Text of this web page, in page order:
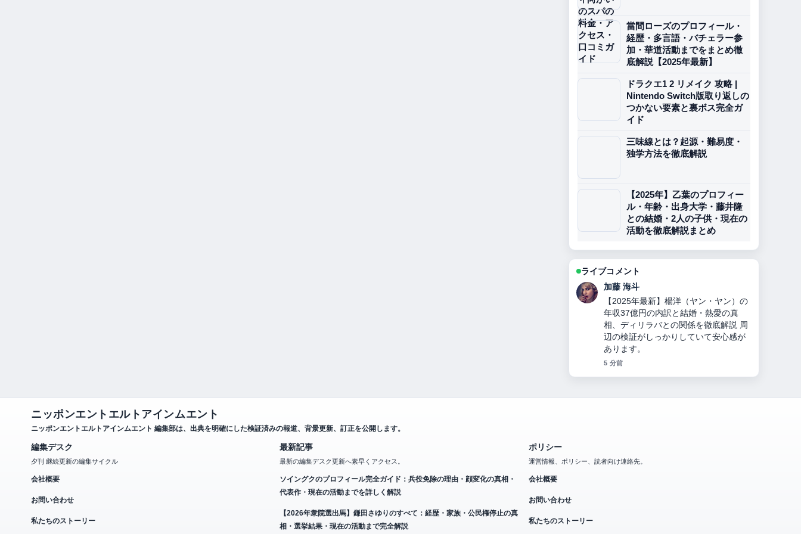
當間ローズのプロフィール・
経歴・多言語・バチェラー参
加・華道活動までをまとめ徹
底解説【2025年最新】
ドラクエ1 2 リメイク 攻略 |
Nintendo Switch版取り返しの
つかない要素と裏ボス完全ガ
イド
三味線とは？起源・難易度・
独学方法を徹底解説
【2025年】乙葉のプロフィー
ル・年齢・出身大学・藤井隆
との結婚・2人の子供・現在の
活動を徹底解説まとめ
ライブコメント
高橋 蓮
ソイングクのプロフィール完全ガイ
ド：兵役免除の理由・顔変化の真相・
代表作・現在の活動までを詳しく解説
の整理がとても分かりやすいです。今
日の中でも特に読みやすいです。
7 分前
ニッポンエントエルトアインムエント
ニッポンエントエルトアインムエント 編集部は、出典を明確にした検証済みの報道、背景更新、訂正を公開します。
編集デスク
夕刊 継続更新の編集サイクル
会社概要
お問い合わせ
私たちのストーリー
最新記事
最新の編集デスク更新へ素早くアクセス。
ソイングクのプロフィール完全ガイド：兵役免除の理由・顔変化の真相・
代表作・現在の活動までを詳しく解説
【2026年衆院選出馬】鎌田さゆりのすべて：経歴・家族・公民権停止の真
相・選挙結果・現在の活動まで完全解説
ポリシー
運営情報、ポリシー、読者向け連絡先。
会社概要
お問い合わせ
私たちのストーリー